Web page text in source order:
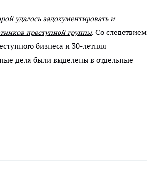
удалось задокументировать и
преступной группы. Со следствием
бизнеса и 30-летняя
дела были выделены в отдельные